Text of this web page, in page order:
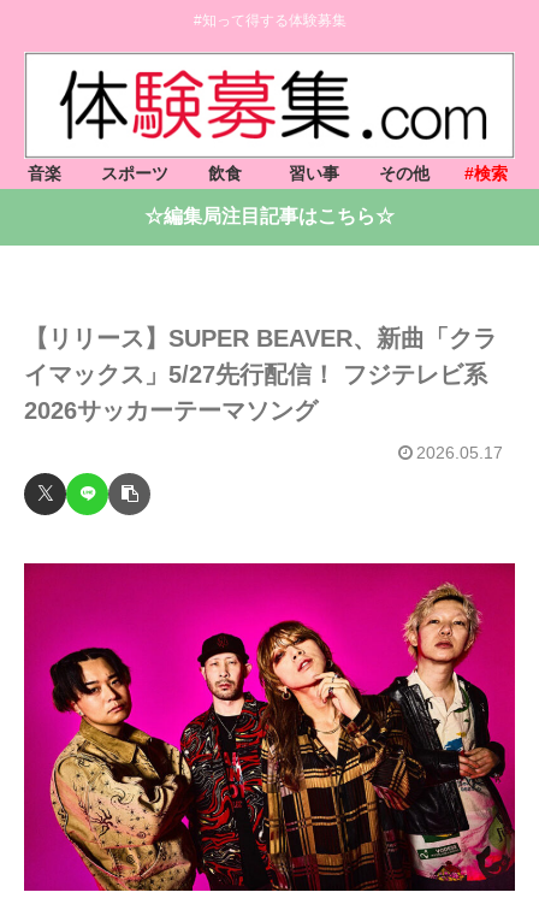
#知って得する体験募集
音楽 スポーツ 飲食 習い事 その他 #検索
☆編集局注目記事はこちら☆
【リリース】SUPER BEAVER、新曲「クラ
イマックス」5/27先行配信！ フジテレビ系
2026サッカーテーマソング
2026.05.17